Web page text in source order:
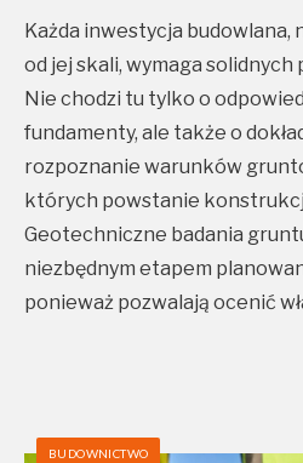
Każda inwestycja budowlana,
od jej skali, wymaga solidnych
Nie chodzi tu tylko o
fundamenty, ale także o
rozpoznanie warunków
których powstanie
Geotechniczne badania
niezbędnym etapem
ponieważ pozwalają ocenić
BUDOWNICTWO